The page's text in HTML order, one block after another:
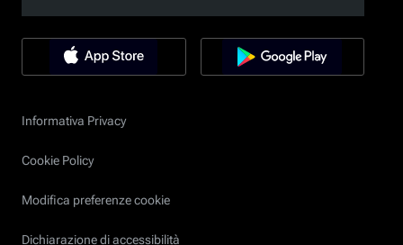
Informativa Privacy
Cookie Policy
Modifica preferenze cookie
Dichiarazione di accessibilità